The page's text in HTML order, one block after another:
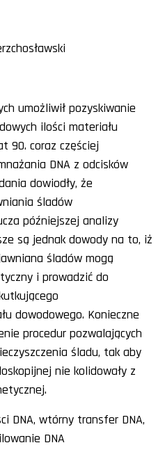
umożliwił pozyskiwanie
ilości materiału
90. coraz częściej
DNA z odcisków
dowiodły, że
śladów
późniejszej analizy
są jednak dowody na to, iż
śladów mogą
i prowadzić do
dowodowego. Konieczne
procedur pozwalających
śladu, tak aby
nie kolidowały z
DNA, wtórny transfer DNA,
DNA